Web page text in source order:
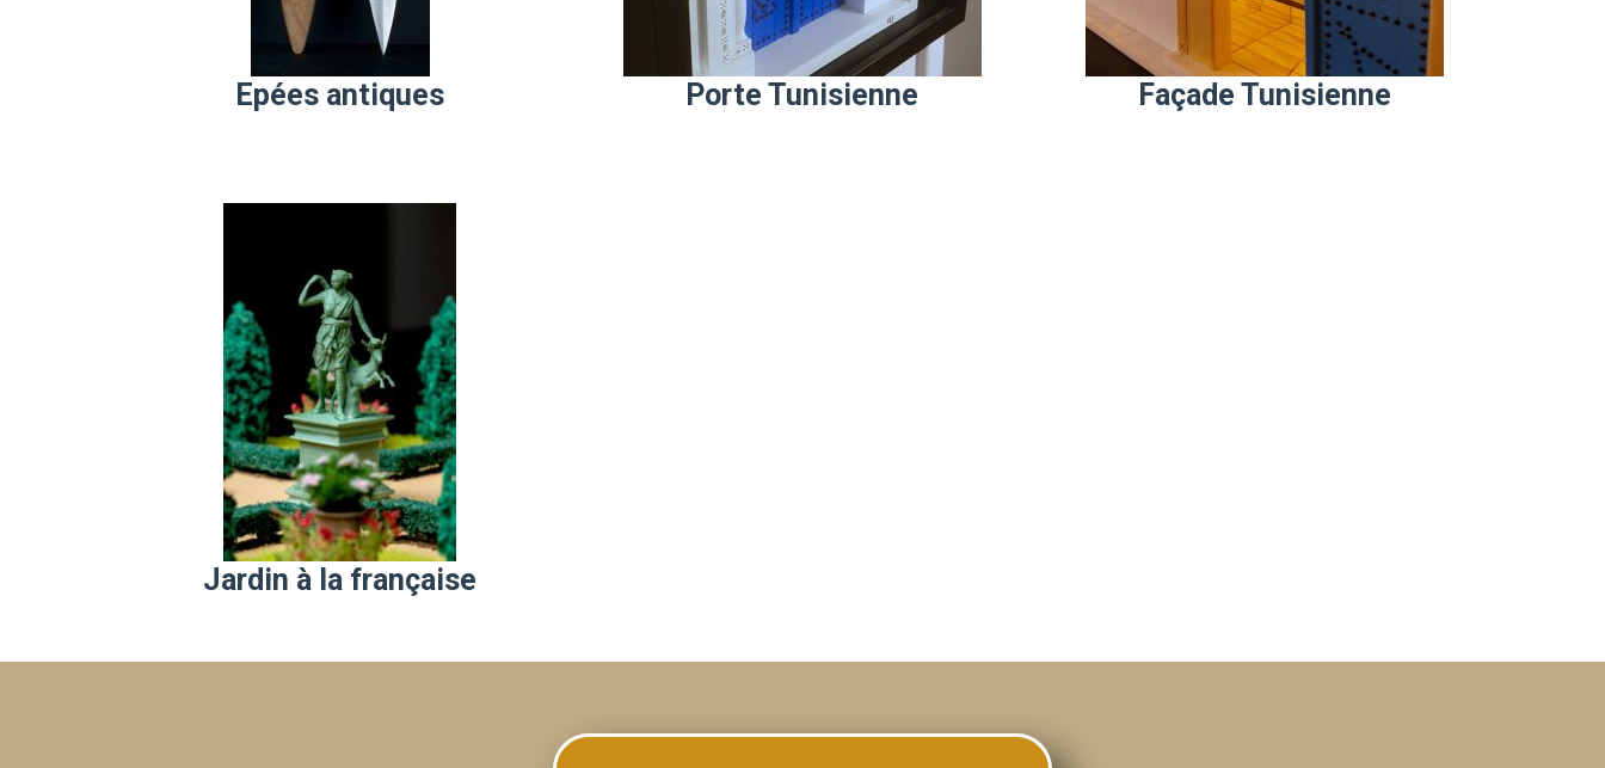
Epées antiques Porte Tunisienne Façade Tunisienne
Jardin à la française